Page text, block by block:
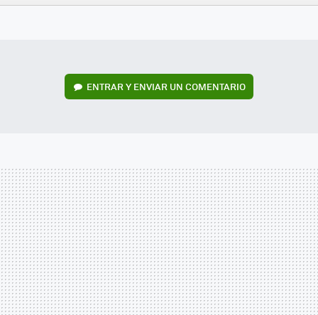
FACEBOOK
TWITTERFLIPBOARD
E-
WHATSAPP
ENTRAR Y ENVIAR UN COMENTARIO